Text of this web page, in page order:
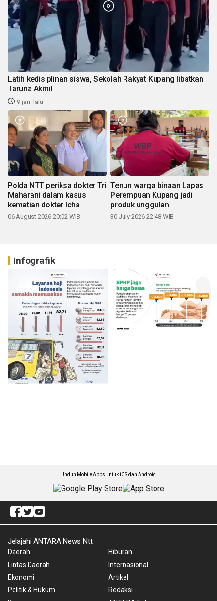
Latih kedisiplinan siswa, Sekolah Rakyat Kupang libatkan
Taruna Akmil
9 jam lalu
Polda NTT periksa dokter Tri
Maharani dalam kasus
kematian dokter Icha
06 August 2026 20:02 WIB
Tenun warga binaan Lapas
Perempuan Kupang jadi
produk unggulan
30 July 2026 22:48 WIB
Infografik
Unduh Mobile Apps untuk iOS dan Android
Jelajahi ANTARA News Ntt
Daerah
Lintas Daerah
Ekonomi
Politik & Hukum
Hiburan
Internasional
Artikel
Redaksi